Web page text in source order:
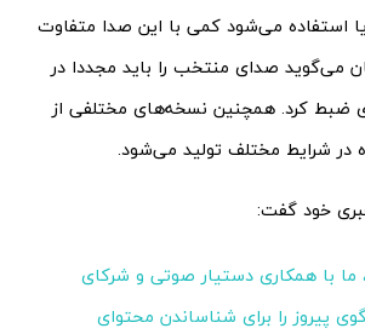
استفاده می‌شود کمی با این صدا متفاوت
می‌گوید صدای منتخب را باید مجددا در
ضبط کرد. همچنین نسخه‌های مختلفی از
در شرایط مختلف تولید می‌شود.
خود گفت:
ما با همکاری دستیار صوتی و شرکای
پیروز را برای شناساندن محتوای